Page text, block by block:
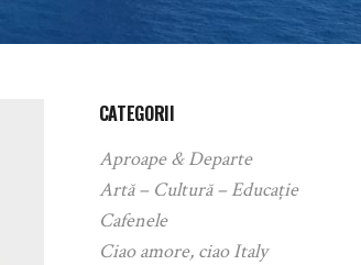
CATEGORII
Aproape & Departe
Artă – Cultură – Educație
Cafenele
Ciao amore, ciao Italy